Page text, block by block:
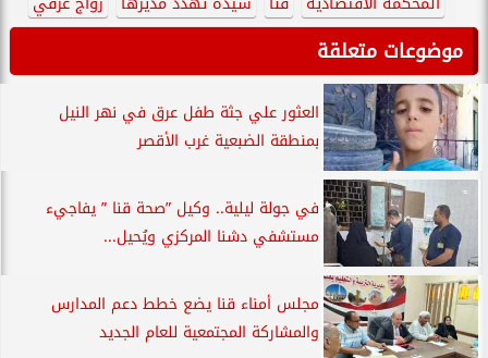
موضوعات متعلقة
العثور علي جثة طفل عرق في نهر النيل
بمنطقة الضبعية غرب الأقصر
في جولة ليلية.. وكيل ”صحة قنا ” يفاجيء
مستشفي دشنا المركزي ويُحيل...
مجلس أمناء قنا يضع خطط دعم المدارس
والمشاركة المجتمعية للعام الجديد